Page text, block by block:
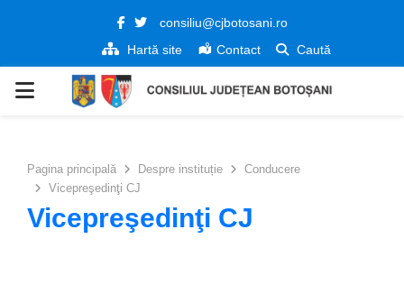
Facebook
Twitter
consiliu@cjbotosani.ro
Hartă site
Contact Caută
PRIMARY
Pagina principală Despre instituție
Conducere
Vicepreşedinţi CJ
Vicepreşedinţi CJ